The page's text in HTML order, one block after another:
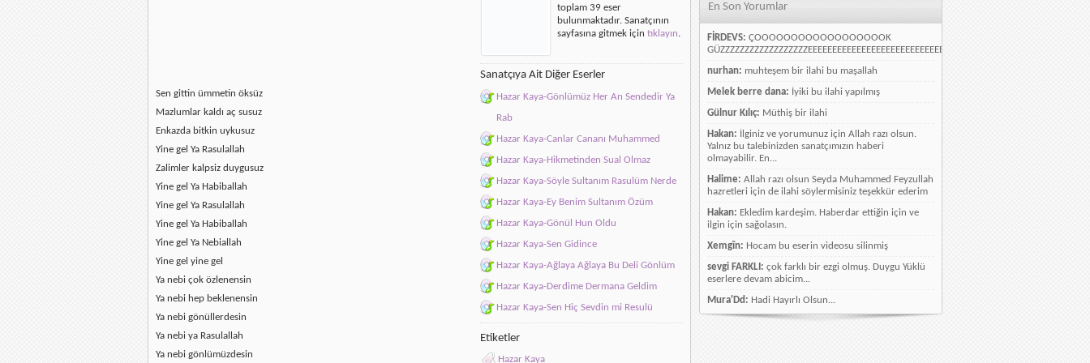
Sen gittin ümmetin öksüz
Mazlumlar kaldı aç susuz
Enkazda bitkin uykusuz
Yine gel Ya Rasulallah
Zalimler kalpsiz duygusuz
Yine gel Ya Habiballah
Yine gel Ya Rasulallah
Yine gel Ya Habiballah
Yine gel Ya Nebiallah
Yine gel yine gel
Ya nebi çok özlenensin
Ya nebi hep beklenensin
Ya nebi gönüllerdesin
Ya nebi ya Rasulallah
Ya nebi gönlümüzdesin
toplam 39 eser
bulunmaktadır. Sanatçının
sayfasına gitmek için tıklayın.
Sanatçıya Ait Diğer Eserler
Hazar Kaya-Gönlümüz Her An Sendedir Ya
Rab
Hazar Kaya-Canlar Cananı Muhammed
Hazar Kaya-Hikmetinden Sual Olmaz
Hazar Kaya-Söyle Sultanım Rasulüm Nerde
Hazar Kaya-Ey Benim Sultanım Özüm
Hazar Kaya-Gönül Hun Oldu
Hazar Kaya-Sen Gidince
Hazar Kaya-Ağlaya Ağlaya Bu Deli Gönlüm
Hazar Kaya-Derdime Dermana Geldim
Hazar Kaya-Sen Hiç Sevdin mi Resulü
Etiketler
Hazar Kaya
En Son Yorumlar
FİRDEVS: ÇOOOOOOOOOOOOOOOOOOK
GÜZZZZZZZZZZZZZZZZZZEEEEEEEEEEEEEEEEEEEEEEEEEEEEELLLLLLLLLLLLLLLLLLLLLLLL
nurhan: muhteşem bir ilahi bu maşallah
Melek berre dana: İyiki bu ilahi yapılmış
Gülnur Kılıç: Müthiş bir ilahi
Hakan: İlginiz ve yorumunuz için Allah razı olsun.
Yalnız bu talebinizden sanatçımızın haberi
olmayabilir. En...
Halime: Allah razı olsun Seyda Muhammed Feyzullah
hazretleri için de ilahi söylermisiniz teşekkür ederim
Hakan: Ekledim kardeşim. Haberdar ettiğin için ve
ilgin için sağolasın.
Xemgîn: Hocam bu eserin videosu silinmiş
sevgi FARKLI: çok farklı bir ezgi olmuş. Duygu Yüklü
eserlere devam abicim...
Mura'Dd: Hadi Hayırlı Olsun...